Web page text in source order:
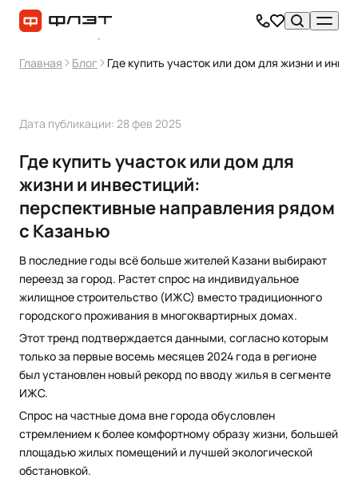
Главная Блог Где купить участок или дом для жизни и
Дата публикации: 28 фев 2025
Где купить участок или дом для
жизни и инвестиций:
перспективные направления рядом
с Казанью
В последние годы всё больше жителей Казани выбирают
переезд за город. Растет спрос на индивидуальное
жилищное строительство (ИЖС) вместо традиционного
городского проживания в многоквартирных домах.
Этот тренд подтверждается данными, согласно которым
только за первые восемь месяцев 2024 года в регионе
был установлен новый рекорд по вводу жилья в сегменте
ИЖС.
Спрос на частные дома вне города обусловлен
стремлением к более комфортному образу жизни, большей
площадью жилых помещений и лучшей экологической
обстановкой.